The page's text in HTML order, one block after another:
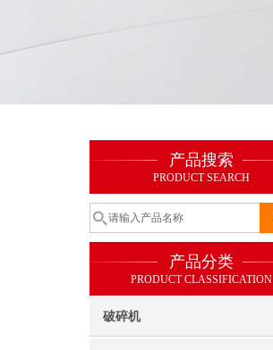
产品搜索
PRODUCT SEARCH
产品分类
PRODUCT CLASSIFICATION
破碎机